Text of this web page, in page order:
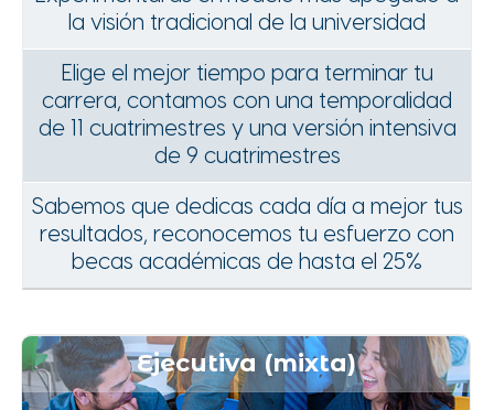
la visión tradicional de la universidad
Elige el mejor tiempo para terminar tu
carrera, contamos con una temporalidad
de 11 cuatrimestres y una versión intensiva
de 9 cuatrimestres
Sabemos que dedicas cada día a mejor tus
resultados, reconocemos tu esfuerzo con
becas académicas de hasta el 25%
Ejecutiva (mixta)